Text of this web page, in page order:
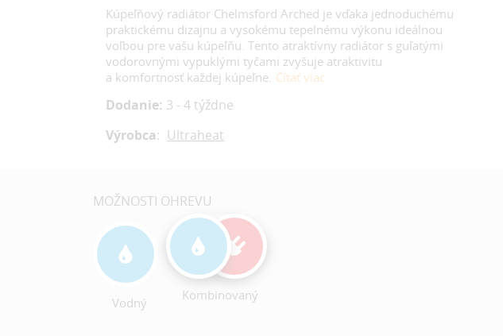
Kúpeľňový radiátor Chelmsford Arched je vďaka jednoduchému
praktickému dizajnu a vysokému tepelnému výkonu ideálnou
voľbou pre vašu kúpeľňu. Tento atraktívny radiátor s guľatými
vodorovnými vypuklými tyčami zvyšuje atraktivitu
a komfortnosť každej kúpeľne. Čítať viac
Dodanie: 3 - 4 týždne
Výrobca: Ultraheat
MOŽNOSTI OHREVU
Vodný Kombinovaný